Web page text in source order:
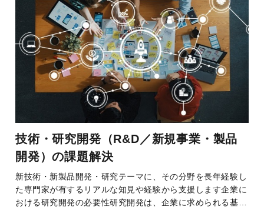
技術・研究開発（R&D／新規事業・製品
開発）の課題解決
新技術・新製品開発・研究テーマに、その分野を長年経験し
た専門家が有するリアルな知見や経験から支援します企業に
おける研究開発の必要性研究開発は、企業に求められる基本